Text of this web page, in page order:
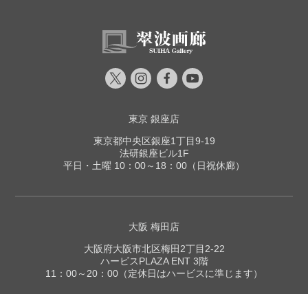
東京 銀座店
東京都中央区銀座1丁目9-19
法研銀座ビル1F
平日・土曜 10：00～18：00（日祝休廊）
大阪 梅田店
大阪府大阪市北区梅田2丁目2-22
ハービスPLAZA ENT 3階
11：00～20：00（定休日はハービスに準じます）